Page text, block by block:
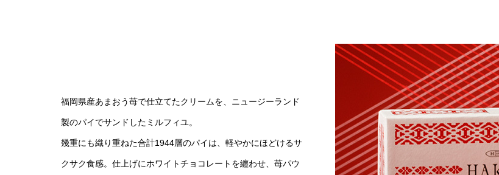
福岡県産あまおう苺で仕立てたクリームを、ニュージーランド
製のパイでサンドしたミルフィユ。
幾重にも織り重ねた合計1944層のパイは、軽やかにほどけるサ
クサク食感。仕上げにホワイトチョコレートを纏わせ、苺パウ